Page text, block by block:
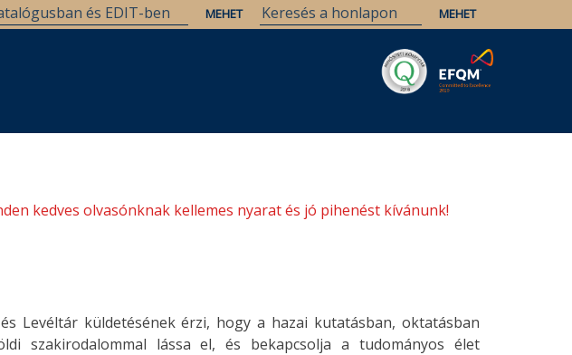
kedves olvasónknak kellemes nyarat és jó pihenést kívánunk!
Levéltár küldetésének érzi, hogy a hazai kutatásban, oktatásban
szakirodalommal lássa el, és bekapcsolja a tudományos élet